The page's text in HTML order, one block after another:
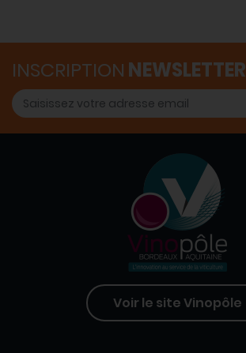
INSCRIPTION NEWSLETTER
Voir le site Vinopôle